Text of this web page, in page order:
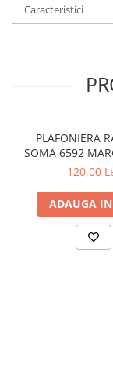
Caracteristici
PLAFONIERA
SOMA 6592
CREM E14120,00
ADAUGA IN